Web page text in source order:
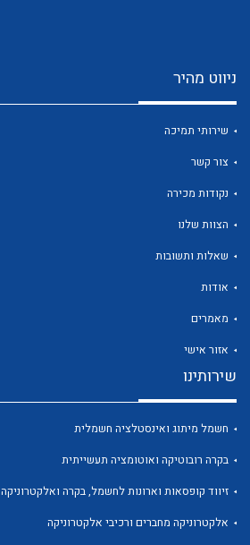
לכל מוצרי היצרן
ניווט מהיר
שירותי תמיכה
צור קשר
נקודות מכירה
הצוות שלנו
שאלות ותשובות
אודות
מאמרים
אזור אישי
שירותינו
חשמל מיתוג ואינסטלציה חשמלית
בקרה רובוטיקה ואוטומציה תעשייתית
זיווד קופסאות וארונות לחשמל, בקרה ואלקטרוניקה
אלקטרוניקה מחברים ורכיבי אלקטרוניקה